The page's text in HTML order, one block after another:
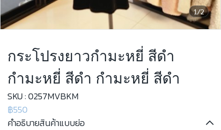
1/2
กระโปรงยาวกำมะหยี่ สีดำ
กำมะหยี่ สีดำ กำมะหยี่ สีดำ
SKU : 0257MVBKM
฿550
คำอธิบายสินค้าแบบย่อ